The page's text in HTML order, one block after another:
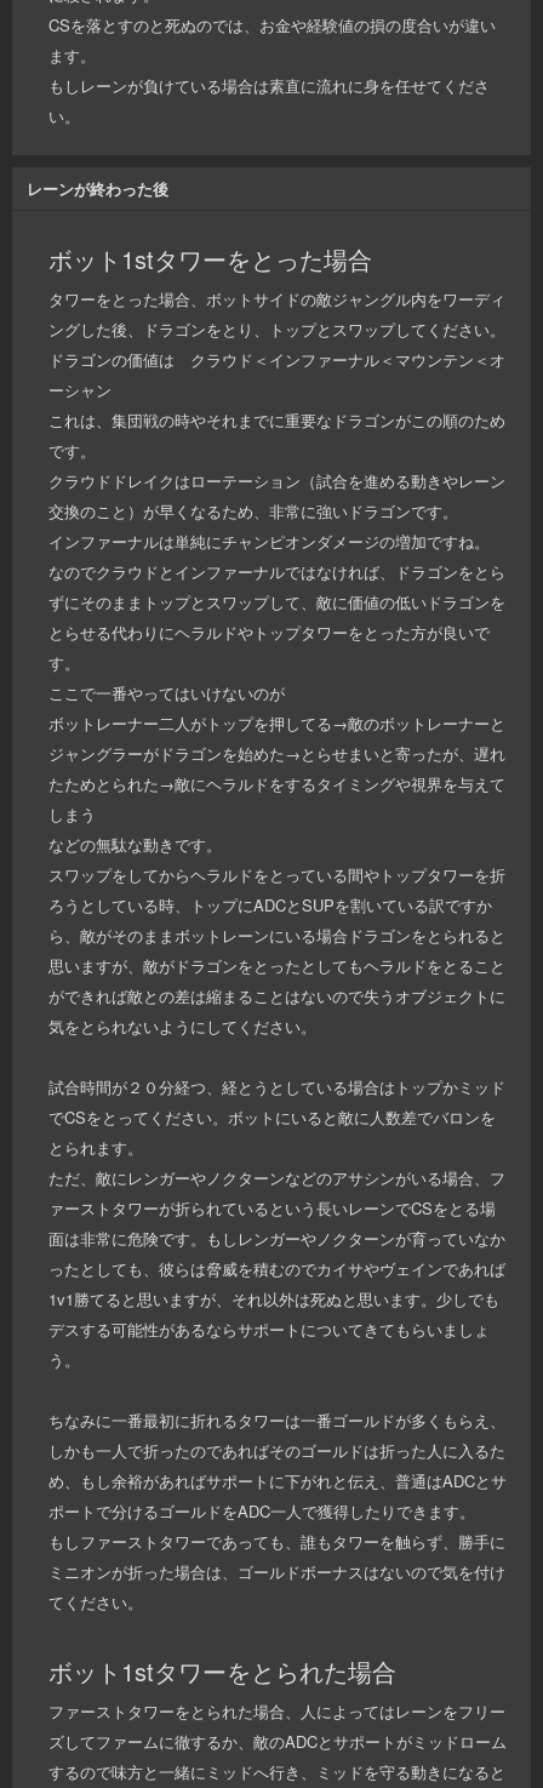
CSを落とすのと死ぬのでは、お金や経験値の損の度合いが違い
ます。
もしレーンが負けている場合は素直に流れに身を任せてくださ
い。
レーンが終わった後
ボット1stタワーをとった場合
タワーをとった場合、ボットサイドの敵ジャングル内をワーディ
ングした後、ドラゴンをとり、トップとスワップしてください。
ドラゴンの価値は クラウド＜インファーナル＜マウンテン＜オ
ーシャン
これは、集団戦の時やそれまでに重要なドラゴンがこの順のため
です。
クラウドドレイクはローテーション（試合を進める動きやレーン
交換のこと）が早くなるため、非常に強いドラゴンです。
インファーナルは単純にチャンピオンダメージの増加ですね。
なのでクラウドとインファーナルではなければ、ドラゴンをとら
ずにそのままトップとスワップして、敵に価値の低いドラゴンを
とらせる代わりにヘラルドやトップタワーをとった方が良いで
す。
ここで一番やってはいけないのが
ボットレーナー二人がトップを押してる→敵のボットレーナーと
ジャングラーがドラゴンを始めた→とらせまいと寄ったが、遅れ
たためとられた→敵にヘラルドをするタイミングや視界を与えて
しまう
などの無駄な動きです。
スワップをしてからヘラルドをとっている間やトップタワーを折
ろうとしている時、トップにADCとSUPを割いている訳ですか
ら、敵がそのままボットレーンにいる場合ドラゴンをとられると
思いますが、敵がドラゴンをとったとしてもヘラルドをとること
ができれば敵との差は縮まることはないので失うオブジェクトに
気をとられないようにしてください。
試合時間が２０分経つ、経とうとしている場合はトップかミッド
でCSをとってください。ボットにいると敵に人数差でバロンを
とられます。
ただ、敵にレンガーやノクターンなどのアサシンがいる場合、フ
ァーストタワーが折られているという長いレーンでCSをとる場
面は非常に危険です。もしレンガーやノクターンが育っていなか
ったとしても、彼らは脅威を積むのでカイサやヴェインであれば
1v1勝てると思いますが、それ以外は死ぬと思います。少しでも
デスする可能性があるならサポートについてきてもらいましょ
う。
ちなみに一番最初に折れるタワーは一番ゴールドが多くもらえ、
しかも一人で折ったのであればそのゴールドは折った人に入るた
め、もし余裕があればサポートに下がれと伝え、普通はADCとサ
ポートで分けるゴールドをADC一人で獲得したりできます。
もしファーストタワーであっても、誰もタワーを触らず、勝手に
ミニオンが折った場合は、ゴールドボーナスはないので気を付け
てください。
ボット1stタワーをとられた場合
ファーストタワーをとられた場合、人によってはレーンをフリー
ズしてファームに徹するか、敵のADCとサポートがミッドローム
するので味方と一緒にミッドへ行き、ミッドを守る動きになると